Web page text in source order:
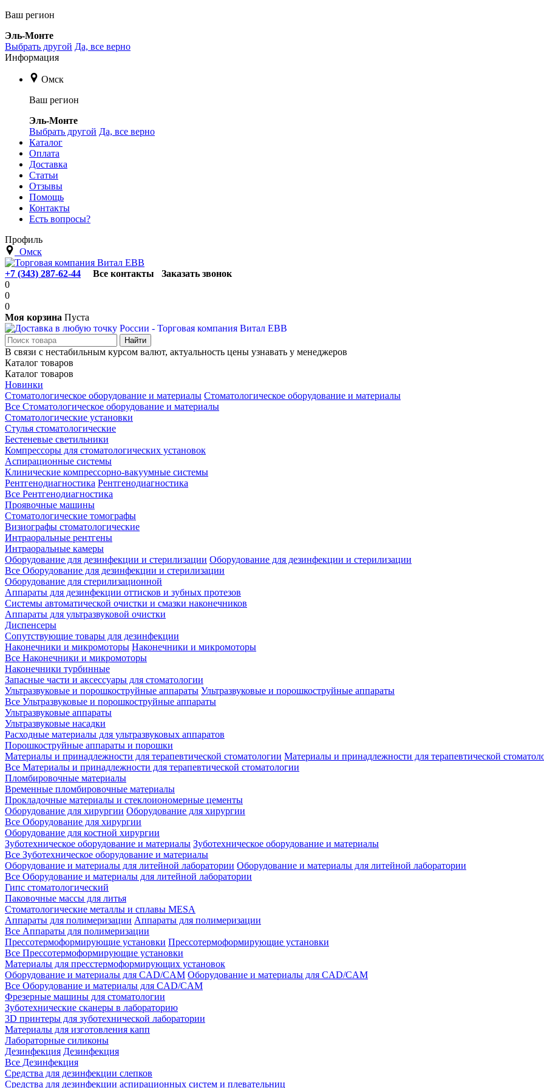
Ваш регион
Эль-Монте
Выбрать другой Да, все верно
Информация
Омск
Ваш регион
Эль-Монте
Выбрать другой Да, все верно
Каталог
Оплата
Доставка
Статьи
Отзывы
Помощь
Контакты
Есть вопросы?
Профиль
Омск
+7 (343) 287-62-44 Все контакты
Заказать звонок
0
0
0
Моя корзина Пуста
В связи с нестабильным курсом валют, актуальность цены узнавать у менеджеров
Каталог товаров
Каталог товаров
Новинки
Стоматологическое оборудование и материалы Стоматологическое оборудование и материалы
Все Стоматологическое оборудование и материалы
Стоматологические установки
Стулья стоматологические
Бестеневые светильники
Компрессоры для стоматологических установок
Аспирационные системы
Клинические компрессорно-вакуумные системы
Рентгенодиагностика Рентгенодиагностика
Все Рентгенодиагностика
Проявочные машины
Стоматологические томографы
Визиографы стоматологические
Интраоральные рентгены
Интраоральные камеры
Оборудование для дезинфекции и стерилизации Оборудование для дезинфекции и стерилизации
Все Оборудование для дезинфекции и стерилизации
Оборудование для стерилизационной
Аппараты для дезинфекции оттисков и зубных протезов
Системы автоматической очистки и смазки наконечников
Аппараты для ультразвуковой очистки
Диспенсеры
Сопутствующие товары для дезинфекции
Наконечники и микромоторы Наконечники и микромоторы
Все Наконечники и микромоторы
Наконечники турбинные
Запасные части и аксессуары для стоматологии
Ультразвуковые и порошкоструйные аппараты Ультразвуковые и порошкоструйные аппараты
Все Ультразвуковые и порошкоструйные аппараты
Ультразвуковые аппараты
Ультразвуковые насадки
Расходные материалы для ультразвуковых аппаратов
Порошкоструйные аппараты и порошки
Материалы и принадлежности для терапевтической стоматологии Материалы и принадлежности для терапевтической
Все Материалы и принадлежности для терапевтической стоматологии
Пломбировочные материалы
Временные пломбировочные материалы
Прокладочные материалы и стеклоиономерные цементы
Оборудование для хирургии Оборудование для хирургии
Все Оборудование для хирургии
Оборудование для костной хирургии
Зуботехническое оборудование и материалы Зуботехническое оборудование и материалы
Все Зуботехническое оборудование и материалы
Оборудование и материалы для литейной лаборатории Оборудование и материалы для литейной лаборатории
Все Оборудование и материалы для литейной лаборатории
Гипс стоматологический
Паковочные массы для литья
Стоматологические металлы и сплавы MESA
Аппараты для полимеризации Аппараты для полимеризации
Все Аппараты для полимеризации
Прессотермоформирующие установки Прессотермоформирующие установки
Все Прессотермоформирующие установки
Материалы для пресстермоформирующих установок
Оборудование и материалы для CAD/CAM Оборудование и материалы для CAD/CAM
Все Оборудование и материалы для CAD/CAM
Фрезерные машины для стоматологии
Зуботехнические сканеры в лабораторию
3D принтеры для зуботехнической лаборатории
Материалы для изготовления капп
Лабораторные силиконы
Дезинфекция Дезинфекция
Все Дезинфекция
Средства для дезинфекции слепков
Средства для дезинфекции аспирационных систем и плевательниц